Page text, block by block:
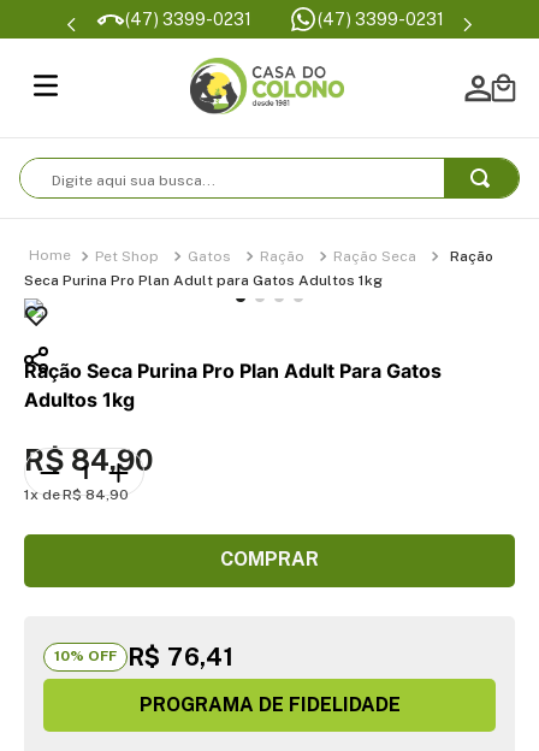
(47) 3399-0231 (47) 3399-0231
Parcelamento
sem
Digite aqui sua busca...
Pet Shop Gatos Ração Ração Seca
Ração
Seca Purina Pro Plan Adult para Gatos Adultos 1kg
Ração Seca Purina Pro Plan Adult Para Gatos
Adultos 1kg
R$84,90
1 R$ 84,90
COMPRAR
10% OFF R$ 76,41
PROGRAMA DE FIDELIDADE